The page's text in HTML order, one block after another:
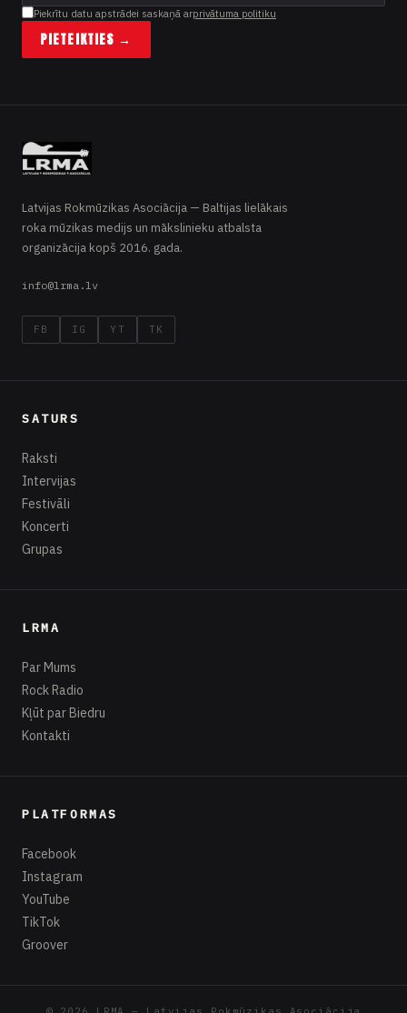
Piekrītu datu apstrādei saskaņā arprivātuma politiku
PIETEIKTIES →
Latvijas Rokmūzikas Asociācija — Baltijas lielākais
roka mūzikas medijs un mākslinieku atbalsta
organizācija kopš 2016. gada.
info@lrma.lv
FB IG YT TK
SATURS
Raksti
Intervijas
Festivāli
Koncerti
Grupas
LRMA
Par Mums
Rock Radio
Kļūt par Biedru
Kontakti
PLATFORMAS
Facebook
Instagram
YouTube
TikTok
Groover